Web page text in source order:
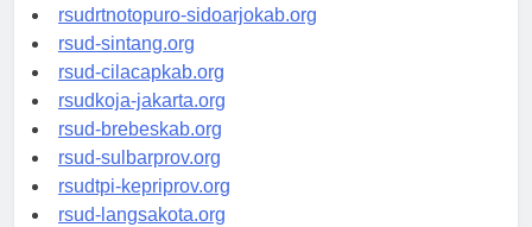
rsudrtnotopuro-sidoarjokab.org
rsud-sintang.org
rsud-cilacapkab.org
rsudkoja-jakarta.org
rsud-brebeskab.org
rsud-sulbarprov.org
rsudtpi-kepriprov.org
rsud-langsakota.org